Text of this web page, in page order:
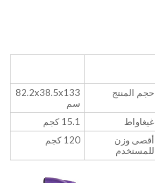
حجم المنتج
82.2x38.5x133
سم
غيغاواط
15.1 كجم
أقصى وزن
للمستخدم
120 كجم